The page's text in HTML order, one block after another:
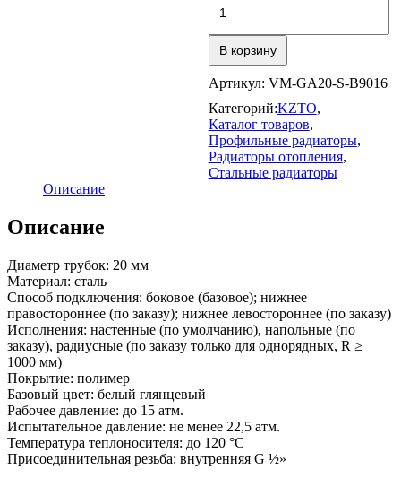
товара
А20
В корзину
Артикул: VM-GA20-S-B9016
Категорий:KZTO,
Каталог товаров,
Профильные радиаторы,
Радиаторы отопления,
Стальные радиаторы
Описание
Описание
Диаметр трубок: 20 мм
Материал: сталь
Способ подключения: боковое (базовое); нижнее
правостороннее (по заказу); нижнее левостороннее (по заказу)
Исполнения: настенные (по умолчанию), напольные (по
заказу), радиусные (по заказу только для однорядных, R ≥
1000 мм)
Покрытие: полимер
Базовый цвет: белый глянцевый
Рабочее давление: до 15 атм.
Испытательное давление: не менее 22,5 атм.
Температура теплоносителя: до 120 °C
Присоединительная резьба: внутренняя G ½»